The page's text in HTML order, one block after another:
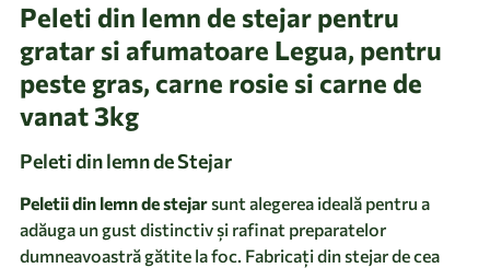
Peleti din lemn de stejar pentru
gratar si afumatoare Legua, pentru
peste gras, carne rosie si carne de
vanat 3kg
Peleti din lemn de Stejar
Peletii din lemn de stejarsunt alegerea ideală pentru a
adăuga un gust distinctiv și rafinat preparatelor
dumneavoastră gătite la foc. Fabricați din stejar de cea